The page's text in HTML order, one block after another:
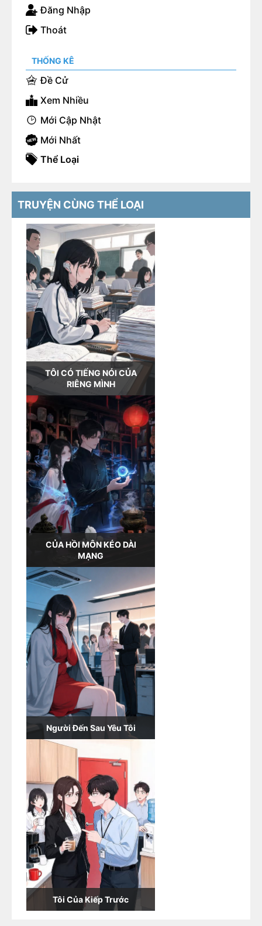
Đăng Nhập
Thoát
THỐNG KÊ
Đề Cử
Xem Nhiều
Mới Cập Nhật
Mới Nhất
Thể Loại
TRUYỆN CÙNG THỂ LOẠI
TÔI CÓ TIẾNG NÓI CỦA
RIÊNG MÌNH
CỦA HỒI MÔN KÉO DÀI
MẠNG
Người Đến Sau Yêu Tôi
Tôi Của Kiếp Trước